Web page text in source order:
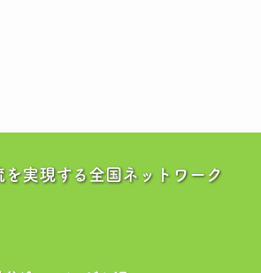
実現する全国ネットワーク